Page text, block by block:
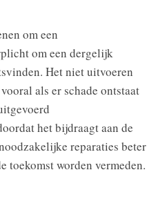
om een
om een dergelijk
Het niet uitvoeren
als er schade ontstaat
het bijdraagt aan de
reparaties beter
toekomst worden vermeden.